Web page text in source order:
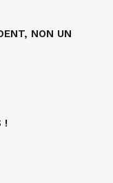
NON UN
!